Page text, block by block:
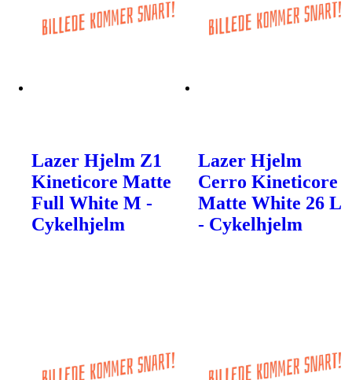
Lazer Hjelm Z1
Kineticore Matte
Full White M -
Cykelhjelm
Lazer Hjelm
Cerro Kineticore
Matte White 26 L
- Cykelhjelm